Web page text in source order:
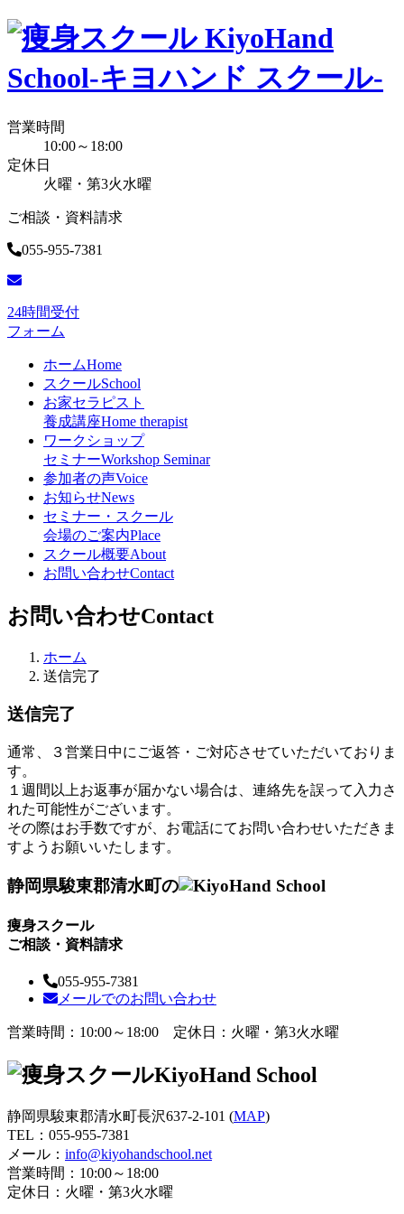
営業時間
10:00～18:00
定休日
火曜・第3火水曜
ご相談・資料請求
055-955-7381
24時間受付
フォーム
ホームHome
スクールSchool
お家セラピスト
養成講座Home therapist
ワークショップ
セミナーWorkshop Seminar
参加者の声Voice
お知らせNews
セミナー・スクール
会場のご案内Place
スクール概要About
お問い合わせContact
お問い合わせContact
ホーム
送信完了
送信完了
通常、３営業日中にご返答・ご対応させていただいておりま
す。
１週間以上お返事が届かない場合は、連絡先を誤って入力さ
れた可能性がございます。
その際はお手数ですが、お電話にてお問い合わせいただきま
すようお願いいたします。
静岡県駿東郡清水町の
痩身スクール
ご相談・資料請求
055-955-7381
メールでのお問い合わせ
営業時間：10:00～18:00 定休日：火曜・第3火水曜
静岡県駿東郡清水町長沢637-2-101 (MAP)
TEL： 055-955-7381
メール： info@kiyohandschool.net
営業時間：10:00～18:00
定休日：火曜・第3火水曜